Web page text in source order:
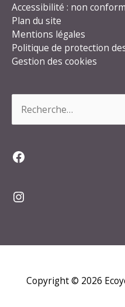
Accessibilité : non
Plan du site
Mentions légales
Politique de protection
Gestion des cookies
Facebook
Instagram
Copyright © 2026